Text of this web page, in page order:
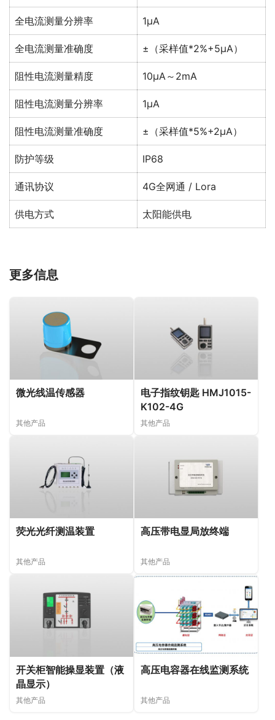
全电流测量分辨率 1μA
全电流测量准确度 ±（采样值*2%+5μA）
阻性电流测量精度 10μA～2mA
阻性电流测量分辨率 1μA
阻性电流测量准确度 ±（采样值*5%+2μA）
防护等级 IP68
通讯协议 4G全网通 / Lora
供电方式 太阳能供电
更多信息
微光线温传感器
其他产品
电子指纹钥匙 HMJ1015-
K102-4G
其他产品
荧光光纤测温装置
其他产品
高压带电显局放终端
其他产品
开关柜智能操显装置（液
晶显示）
其他产品
高压电容器在线监测系统
其他产品